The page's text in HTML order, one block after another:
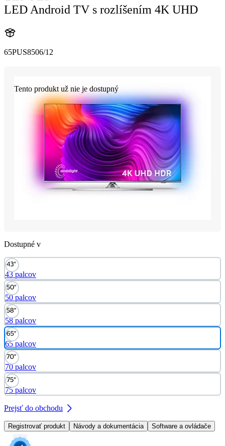
LED Android TV s rozlíšením 4K UHD
65PUS8506/12
Tento produkt už nie je dostupný
Dostupné v
43 palcov
50 palcov
58 palcov
65 palcov
70 palcov
75 palcov
Prejsť do obchodu
Registrovať produkt Návody a dokumentácia Software a ovládače